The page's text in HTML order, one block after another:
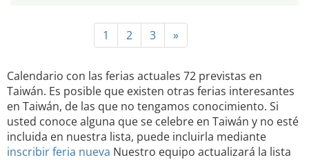
1 2 3 »
Calendario con las ferias actuales 72 previstas en
Taiwán. Es posible que existen otras ferias interesantes
en Taiwán, de las que no tengamos conocimiento. Si
usted conoce alguna que se celebre en Taiwán y no esté
incluida en nuestra lista, puede incluirla mediante
inscribir feria nueva Nuestro equipo actualizará la lista